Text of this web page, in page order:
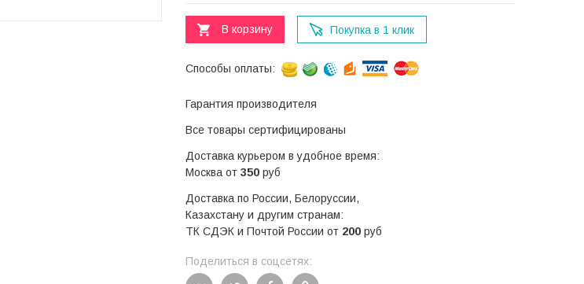
В корзину Покупка в 1 клик
Способы оплаты:
Гарантия производителя
Все товары сертифицированы
Доставка курьером в удобное время:
Москва от 350 руб
Доставка по России, Белоруссии,
Казахстану и другим странам:
ТК СДЭК и Почтой России от 200 руб
Поделиться в соцсетях: